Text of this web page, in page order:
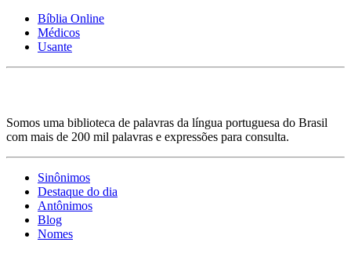
Bíblia Online
Médicos
Usante
Somos uma biblioteca de palavras da língua portuguesa do Brasil
com mais de 200 mil palavras e expressões para consulta.
Sinônimos
Destaque do dia
Antônimos
Blog
Nomes